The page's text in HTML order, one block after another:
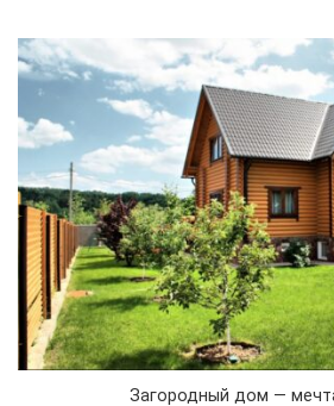
Загородный дом —